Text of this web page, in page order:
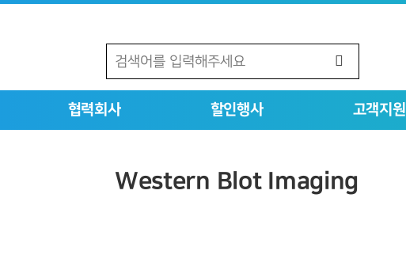
협력회사 할인행사 고객지원
Western Blot Imaging